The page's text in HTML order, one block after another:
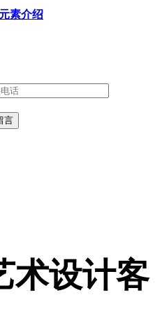
素介绍
言
术设计客